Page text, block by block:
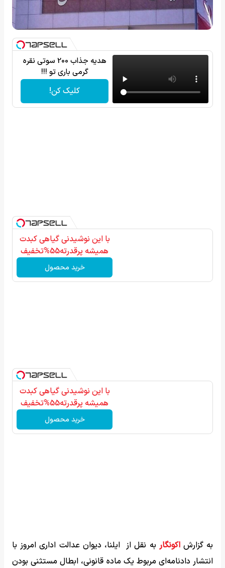
هدیه جذاب 200 سوتی نقره
گرمی باری تو !!!
کلیک کن!
با این نوشیدنی گیاهی کبدت
همیشه پرقدرته55%تخفیف
خرید محصول
با این نوشیدنی گیاهی کبدت
همیشه پرقدرته55%تخفیف
خرید محصول
به گزارشاکونگار به نقل از ایلنا، دیوان عدالت اداری امروز با
انتشار دادنامه‌ای مربوط یک ماده قانونی، ابطال مستثنی بودن